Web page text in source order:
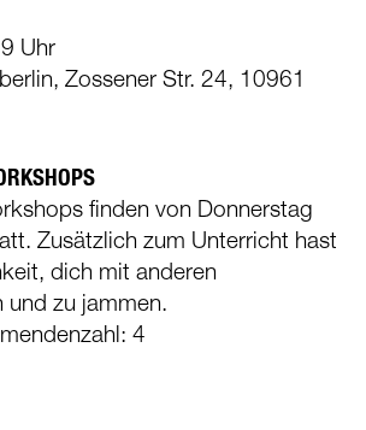
Uhr
Zossener Str. 24, 10961
finden von Donnerstag
Zusätzlich zum Unterricht hast
dich mit anderen
und zu jammen.
4